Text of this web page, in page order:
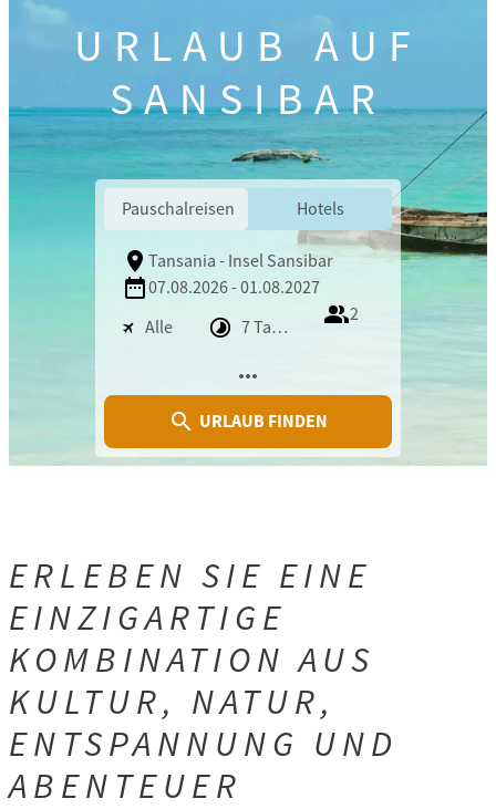
URLAUB AUF
SANSIBAR
Pauschalreisen Hotels
Tansania - Insel Sansibar
07.08.2026 - 01.08.2027
Alle
7 Tage
2
more_horiz
URLAUB FINDEN
ERLEBEN SIE EINE
EINZIGARTIGE
KOMBINATION AUS
KULTUR, NATUR,
ENTSPANNUNG UND
ABENTEUER